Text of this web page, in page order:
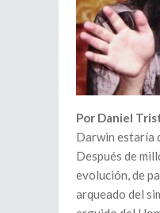
Por Daniel
Darwin estaría
Después de
evolución, de
arqueado del